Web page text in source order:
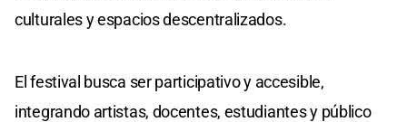
culturales y espacios descentralizados.
El festival busca ser participativo y accesible,
integrando artistas, docentes, estudiantes y público